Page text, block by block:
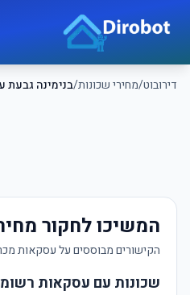
דירובוט/מחירי שכונות/בנימינה גבעת
המשיכו לחקור
הקישורים מבוססים על עסקאות
שכונות עם עסקאות